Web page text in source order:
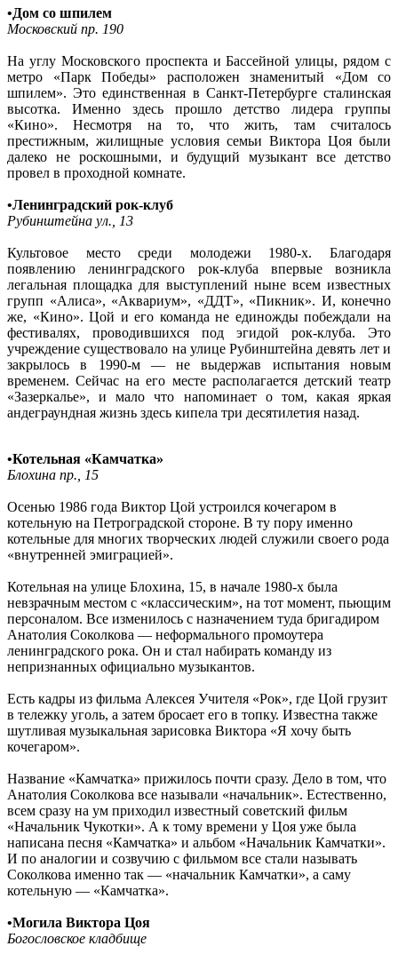
•Дом со шпилем
Московский пр. 190
На углу Московского проспекта и Бассейной улицы, рядом с
метро «Парк Победы» расположен знаменитый «Дом со
шпилем». Это единственная в Санкт-Петербурге сталинская
высотка. Именно здесь прошло детство лидера группы
«Кино». Несмотря на то, что жить, там считалось
престижным, жилищные условия семьи Виктора Цоя были
далеко не роскошными, и будущий музыкант все детство
провел в проходной комнате.
•Ленинградский рок-клуб
Рубинштейна ул., 13
Культовое место среди молодежи 1980-х. Благодаря
появлению ленинградского рок-клуба впервые возникла
легальная площадка для выступлений ныне всем известных
групп «Алиса», «Аквариум», «ДДТ», «Пикник». И, конечно
же, «Кино». Цой и его команда не единожды побеждали на
фестивалях, проводившихся под эгидой рок-клуба. Это
учреждение существовало на улице Рубинштейна девять лет и
закрылось в 1990-м — не выдержав испытания новым
временем. Сейчас на его месте располагается детский театр
«Зазеркалье», и мало что напоминает о том, какая яркая
андеграундная жизнь здесь кипела три десятилетия назад.
•Котельная «Камчатка»
Блохина пр., 15
Осенью 1986 года Виктор Цой устроился кочегаром в
котельную на Петроградской стороне. В ту пору именно
котельные для многих творческих людей служили своего рода
«внутренней эмиграцией».
Котельная на улице Блохина, 15, в начале 1980-х была
невзрачным местом с «классическим», на тот момент, пьющим
персоналом. Все изменилось с назначением туда бригадиром
Анатолия Соколкова — неформального промоутера
ленинградского рока. Он и стал набирать команду из
непризнанных официально музыкантов.
Есть кадры из фильма Алексея Учителя «Рок», где Цой грузит
в тележку уголь, а затем бросает его в топку. Известна также
шутливая музыкальная зарисовка Виктора «Я хочу быть
кочегаром».
Название «Камчатка» прижилось почти сразу. Дело в том, что
Анатолия Соколкова все называли «начальник». Естественно,
всем сразу на ум приходил известный советский фильм
«Начальник Чукотки». А к тому времени у Цоя уже была
написана песня «Камчатка» и альбом «Начальник Камчатки».
И по аналогии и созвучию с фильмом все стали называть
Соколкова именно так — «начальник Камчатки», а саму
котельную — «Камчатка».
•Могила Виктора Цоя
Богословское кладбище